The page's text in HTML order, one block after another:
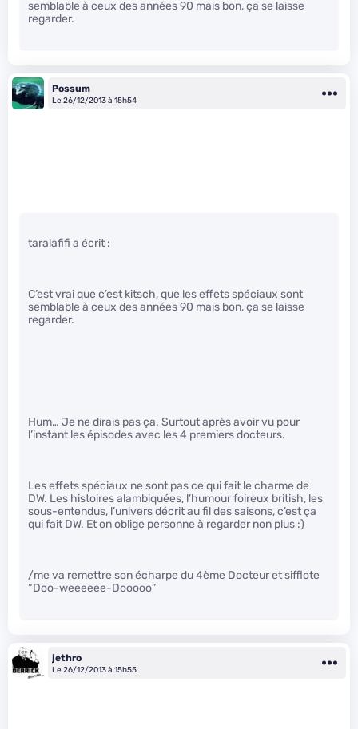
semblable à ceux des années 90 mais bon, ça se laisse
regarder.
Possum
Le 26/12/2013 à 15h54
taralafifi a écrit :
C’est vrai que c’est kitsch, que les effets spéciaux sont
semblable à ceux des années 90 mais bon, ça se laisse
regarder.
Hum… Je ne dirais pas ça. Surtout après avoir vu pour
l’instant les épisodes avec les 4 premiers docteurs.
Les effets spéciaux ne sont pas ce qui fait le charme de
DW. Les histoires alambiquées, l’humour foireux british, les
sous-entendus, l’univers décrit au fil des saisons, c’est ça
qui fait DW. Et on oblige personne à regarder non plus :)
/me va remettre son écharpe du 4ème Docteur et sifflote
“Doo-weeeeee-Dooooo”
jethro
Le 26/12/2013 à 15h55